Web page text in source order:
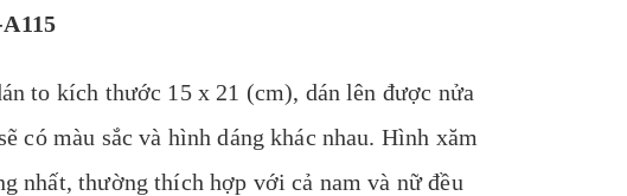
to kích thước 15 x 21 (cm), dán lên được nửa
có màu sắc và hình dáng khác nhau. Hình xăm
nhất, thường thích hợp với cả nam và nữ đều